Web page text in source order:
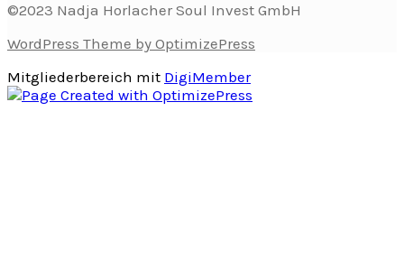
©2023 Nadja Horlacher Soul Invest GmbH
WordPress Theme by OptimizePress
Mitgliederbereich mit DigiMember